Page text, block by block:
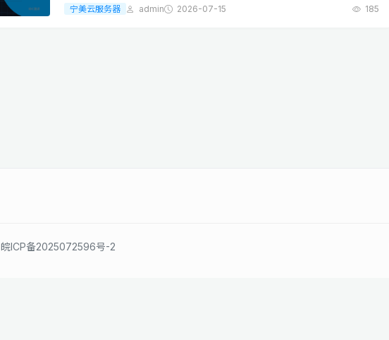
16核CPU、16G内存、12...
宁美云服务器 admin 2026-07-15 185
皖ICP备2025072596号-2